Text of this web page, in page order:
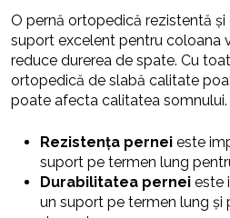
O pernă ortopedică rezistentă
suport excelent pentru coloana
reduce durerea de spate. Cu
ortopedică de slabă calitate
poate afecta calitatea somnului.
Rezistența pernei este
suport pe termen lung
Durabilitatea pernei este
un suport pe termen lung și